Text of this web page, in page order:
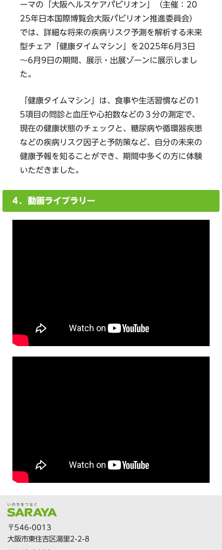
ーマの「大阪ヘルスケアパビリオン」（主催：20
25年日本国際博覧会大阪パビリオン推進委員会）
では、詳細な将来の疾病リスク予測を解析する未来
型チェア「健康タイムマシン」を2025年6月3日
～6月9日の期間、展示・出展ゾーンに展示しまし
た。
「健康タイムマシン」は、食事や生活習慣などの1
5項目の問診と血圧や心拍数などの３分の測定で、
現在の健康状態のチェックと、糖尿病や循環器疾患
などの疾病リスク因子と予防策など、自分の未来の
健康予報を知ることができ、期間中多くの方に体験
いただきました。
４．動画ライブラリー
〒546-0013
大阪市東住吉区湯里2-2-8